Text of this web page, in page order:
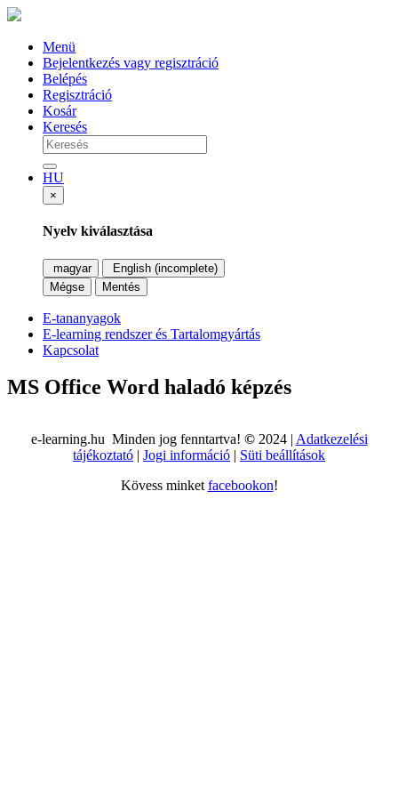
Menü
Bejelentkezés vagy regisztráció
Belépés
Regisztráció
Kosár
Keresés
HU
×
Nyelv kiválasztása
magyar
English (incomplete)
Mégse
Mentés
E-tananyagok
E-learning rendszer és Tartalomgyártás
Kapcsolat
MS Office Word haladó képzés
e-learning.hu Minden jog fenntartva! © 2024 | Adatkezelési
tájékoztató | Jogi információ | Süti beállítások
Kövess minket facebookon!